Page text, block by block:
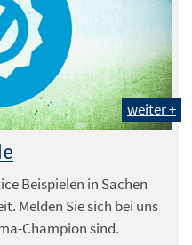
weiter +
Beispielen in Sachen
Melden Sie sich bei uns
Champion sind.